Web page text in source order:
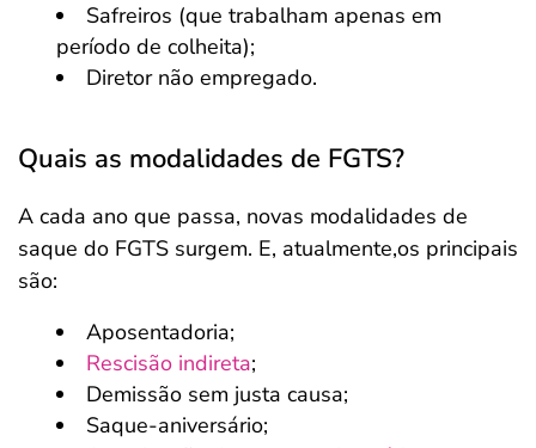
Safreiros (que trabalham apenas em
período de colheita);
Diretor não empregado.
Quais as modalidades de FGTS?
A cada ano que passa, novas modalidades de
saque do FGTS surgem. E, atualmente,os principais
são:
Aposentadoria;
Rescisão indireta;
Demissão sem justa causa;
Saque-aniversário;